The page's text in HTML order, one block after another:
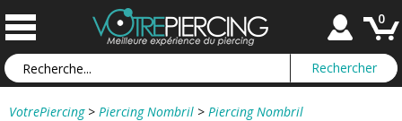
0
VotrePiercing > Piercing Nombril > Piercing Nombril